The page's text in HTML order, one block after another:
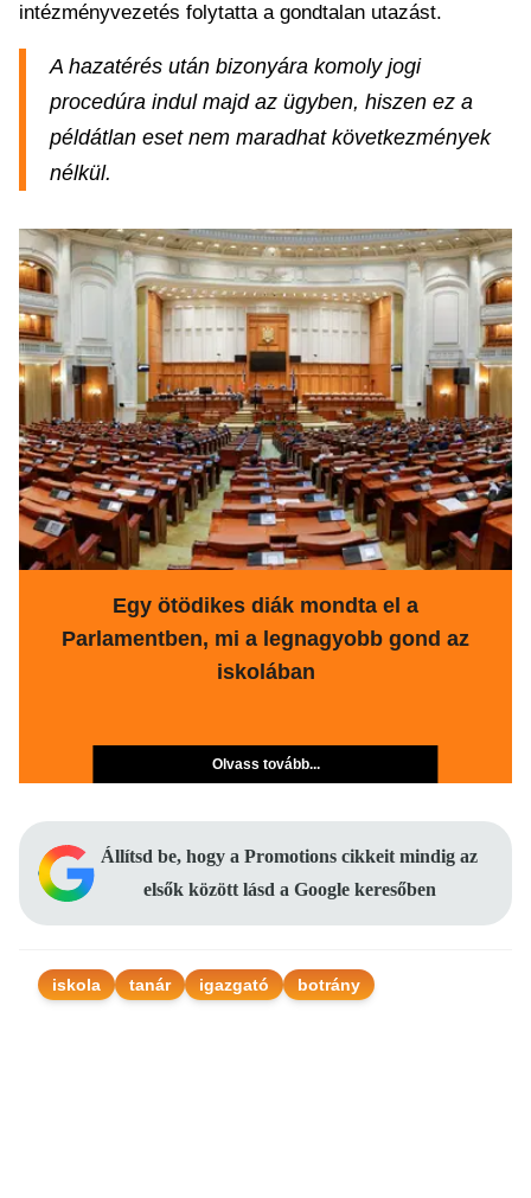
intézményvezetés folytatta a gondtalan utazást.
A hazatérés után bizonyára komoly jogi
procedúra indul majd az ügyben, hiszen ez a
példátlan eset nem maradhat következmények
nélkül.
Egy ötödikes diák mondta el a
Parlamentben, mi a legnagyobb gond az
iskolában
Olvass tovább...
Állítsd be, hogy a Promotions cikkeit mindig az
elsők között lásd a Google keresőben
iskola tanár igazgató botrány